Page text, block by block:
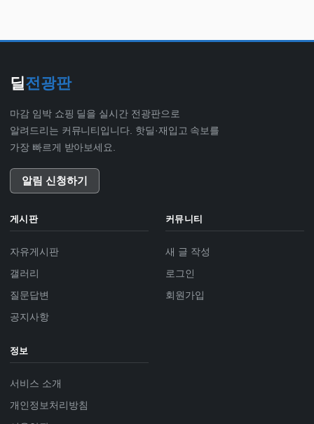
딜전광판
마감 임박 쇼핑 딜을 실시간 전광판으로
알려드리는 커뮤니티입니다. 핫딜·재입고 속보를
가장 빠르게 받아보세요.
알림 신청하기
게시판
자유게시판
갤러리
질문답변
공지사항
커뮤니티
새 글 작성
로그인
회원가입
정보
서비스 소개
개인정보처리방침